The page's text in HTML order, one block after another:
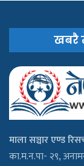
खबरै
माला सञ्चार एण्ड
का.म.न.पा- २९,